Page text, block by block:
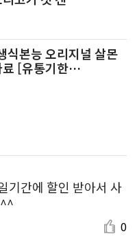
식본능 오리지널 살몬
[유통기한
기간에 할인 받아서 사
0